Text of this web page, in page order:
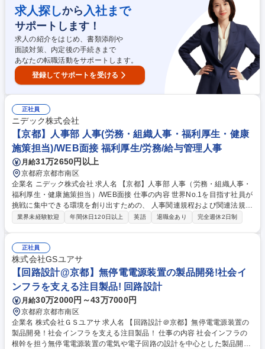
ベルで法令遵守体制を構築しています。[詳細]各種社内規程、社内手順等
の法令遵守システムの構築 ・コンプライアンス教育活動 ・各地域グルー
プ会社と連携した各種コンプライアンス活動 募集職種 【京都】法務 _コ
ンプライアン
求人探しから 入社まで
サポートします！
求人の紹介をはじめ、書類添削や
面談対策、内定後の手続きまで
あなたの転職活動をサポートします。
登録してサポートを受ける
正社員
ニデック株式会社
【京都】人事部 人事(労務・組織人事・福利厚生・健康
施策担当)/WEB面接 福利厚生/労務/給与管理人事
月給31万2650円以上
京都府京都市南区
企業名 ニデック株式会社 求人名 【京都】人事部 人事（労務・組織人事・
福利厚生・健康施策担当）/WEB面接 仕事の内容 世界No.1を目指す社員が
挑戦に集中できる環境を創り出すための、 人事関連規程および関連法規に
基づき、労務管理、組織・人員配置、健康経営施策、安全衛生、福利厚生
慶弔関係など）の運用・管理 (20%) ・労働時間管理～健康経営施策、安全
衛生 (20%) ・その他関連業務の改善提案 (10%) 募集職種 【京都】人事部
人事（労務・組織人事・福利厚生・健康施策担当）/WEB面接
業界未経験歓迎 年間休日120日以上 英語 退職金あり 完全週休2日制
正社員
株式会社GSユアサ
【回路設計@京都】無停電電源装置の製品開発!社会イ
ンフラを支える注目製品! 回路設計
月給30万2000円～43万7000円
京都府京都市南区
企業名 株式会社ＧＳユアサ 求人名 【回路設計＠京都】無停電電源装置の
製品開発！社会インフラを支える注目製品！ 仕事の内容 社会インフラの
根幹を担う無停電電源装置の電気や電子回路の設計を中心とした製品開発